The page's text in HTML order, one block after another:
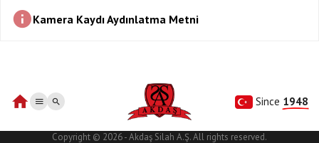
Kamera Kaydı Aydınlatma Metni
Since 1948
Copyright © 2026 - Akdaş Silah A.Ş. All rights reserved.